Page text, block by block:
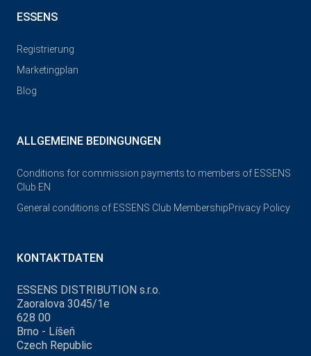
ESSENS
Registrierung
Marketingplan
Blog
ALLGEMEINE BEDINGUNGEN
Conditions for commission payments to members of ESSENS
Club EN
General conditions of ESSENS Club MembershipPrivacy Policy
KONTAKTDATEN
ESSENS DISTRIBUTION s.r.o.
Zaoralova 3045/1e
628 00
Brno - Líšeň
Czech Republic